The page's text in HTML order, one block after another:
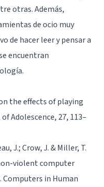
otras. Además,
de ocio muy
de hacer leer y pensar a
encuentran
the effects of playing
Adolescence, 27, 113–
J.; Crow, J. & Miller, T.
violent computer
in Human